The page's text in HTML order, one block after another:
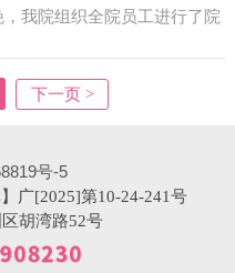
，我院组织全院员工进行了院
下一页 >
号-5
广[2025]第10-24-241号
胡湾路52号